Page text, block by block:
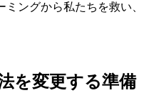
ングから私たちを救い、
を変更する準備